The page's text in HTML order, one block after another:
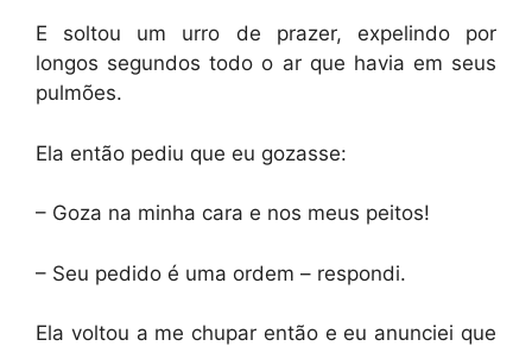
E soltou um urro de prazer, expelindo por
longos segundos todo o ar que havia em seus
pulmões.
Ela então pediu que eu gozasse:
– Goza na minha cara e nos meus peitos!
– Seu pedido é uma ordem – respondi.
Ela voltou a me chupar então e eu anunciei que